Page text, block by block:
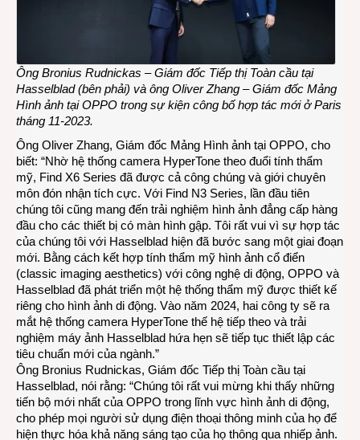
Ông Bronius Rudnickas – Giám đốc Tiếp thị Toàn cầu tại
Hasselblad (bên phải) và ông Oliver Zhang – Giám đốc Mảng
Hình ảnh tại OPPO trong sự kiện công bố hợp tác mới ở Paris
tháng 11-2023.
Ông Oliver Zhang, Giám đốc Mảng Hình ảnh tại OPPO, cho
biết: “Nhờ hệ thống camera HyperTone theo đuổi tính thẩm
mỹ, Find X6 Series đã được cả công chúng và giới chuyên
môn đón nhận tích cực. Với Find N3 Series, lần đầu tiên
chúng tôi cũng mang đến trải nghiệm hình ảnh đẳng cấp hàng
đầu cho các thiết bị có màn hình gập. Tôi rất vui vì sự hợp tác
của chúng tôi với Hasselblad hiện đã bước sang một giai đoạn
mới. Bằng cách kết hợp tính thẩm mỹ hình ảnh cổ điển
(classic imaging aesthetics) với công nghệ di động, OPPO và
Hasselblad đã phát triển một hệ thống thẩm mỹ được thiết kế
riêng cho hình ảnh di động. Vào năm 2024, hai công ty sẽ ra
mắt hệ thống camera HyperTone thế hệ tiếp theo và trải
nghiệm máy ảnh Hasselblad hứa hẹn sẽ tiếp tục thiết lập các
tiêu chuẩn mới của ngành.”
Ông Bronius Rudnickas, Giám đốc Tiếp thị Toàn cầu tại
Hasselblad, nói rằng: “Chúng tôi rất vui mừng khi thấy những
tiến bộ mới nhất của OPPO trong lĩnh vực hình ảnh di động,
cho phép mọi người sử dụng điện thoại thông minh của họ để
hiện thực hóa khả năng sáng tạo của họ thông qua nhiếp ảnh.